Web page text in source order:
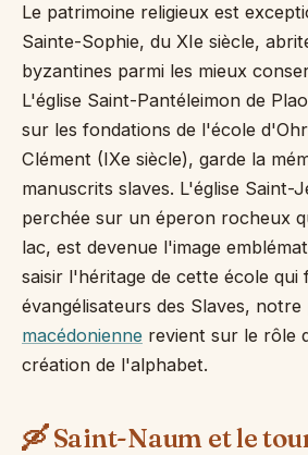
Le patrimoine religieux est
Sainte-Sophie, du XIe siècle,
byzantines parmi les mieux
L'église Saint-Pantéleimon de
sur les fondations de l'école
Clément (IXe siècle), garde la
manuscrits slaves. L'église Saint-
perchée sur un éperon rocheux
lac, est devenue l'image
saisir l'héritage de cette école qui
évangélisateurs des Slaves, notre
macédonienne revient sur le rôle
création de l'alphabet.
🛶 Saint-Naum et le